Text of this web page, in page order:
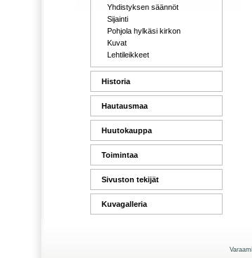
Yhdistyksen säännöt
Sijainti
Pohjola hylkäsi kirkon
Kuvat
Lehtileikkeet
Historia
Hautausmaa
Huutokauppa
Toimintaa
Sivuston tekijät
Kuvagalleria